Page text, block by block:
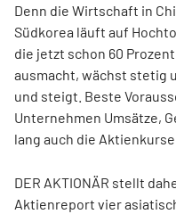
Denn die Wirtschaft in
Südkorea läuft auf
die jetzt schon 60
ausmacht, wächst stetig
und steigt. Beste
Unternehmen Umsätze,
lang auch die
DER AKTIONÄR stellt
Aktienreport vier